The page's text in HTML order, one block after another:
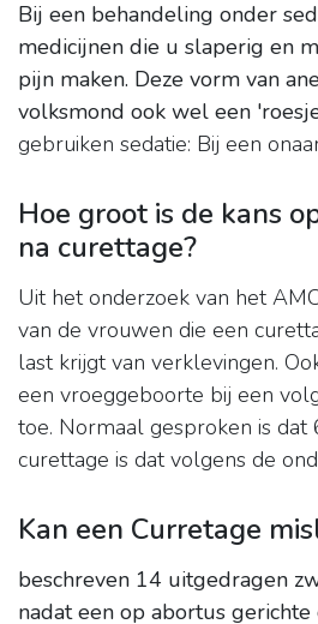
Bij een behandeling onder
medicijnen die u slaperig en
pijn maken. Deze vorm van
volksmond ook wel een
gebruiken sedatie: Bij een
Hoe groot is de kans
na curettage?
Uit het onderzoek van het
van de vrouwen die een
last krijgt van verklevingen.
een vroeggeboorte bij een
toe. Normaal gesproken is dat
curettage is dat volgens de
Kan een Curretage
beschreven 14 uitgedragen
nadat een op abortus